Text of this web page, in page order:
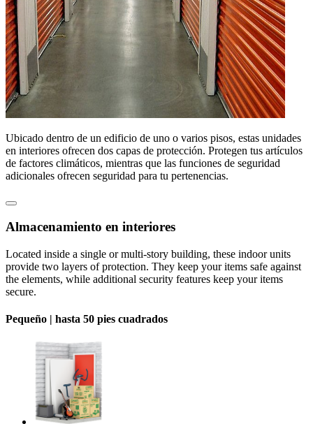
Ubicado dentro de un edificio de uno o varios pisos, estas unidades
en interiores ofrecen dos capas de protección. Protegen tus artículos
de factores climáticos, mientras que las funciones de seguridad
adicionales ofrecen seguridad para tu pertenencias.
Almacenamiento en interiores
Located inside a single or multi-story building, these indoor units
provide two layers of protection. They keep your items safe against
the elements, while additional security features keep your items
secure.
Pequeño | hasta 50 pies cuadrados